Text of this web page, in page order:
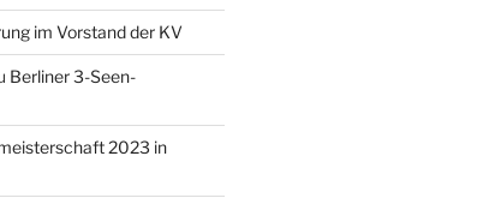
im Vorstand der KV
Berliner 3-Seen-
2023 in